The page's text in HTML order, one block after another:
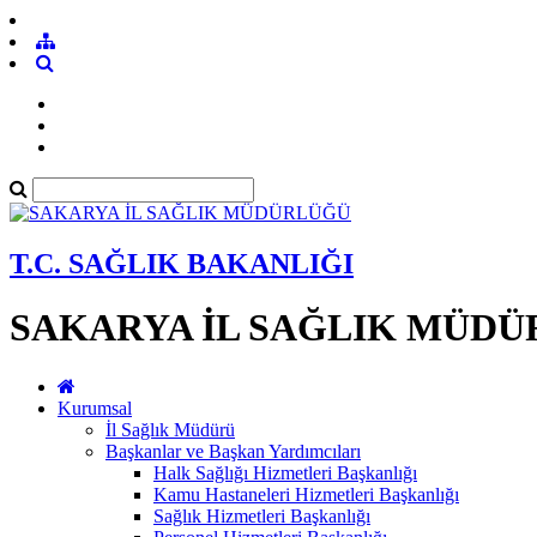
T.C. SAĞLIK BAKANLIĞI
SAKARYA İL SAĞLIK
Kurumsal
İl Sağlık Müdürü
Başkanlar ve Başkan Yardımcıları
Halk Sağlığı Hizmetleri Başkanlığı
Kamu Hastaneleri Hizmetleri Başkanlığı
Sağlık Hizmetleri Başkanlığı